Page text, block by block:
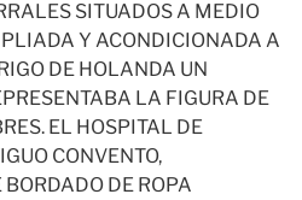
SITUADOS A MEDIO
Y ACONDICIONADA A
DE HOLANDA UN
LA FIGURA DE
EL HOSPITAL DE
CONVENTO,
DE ROPA